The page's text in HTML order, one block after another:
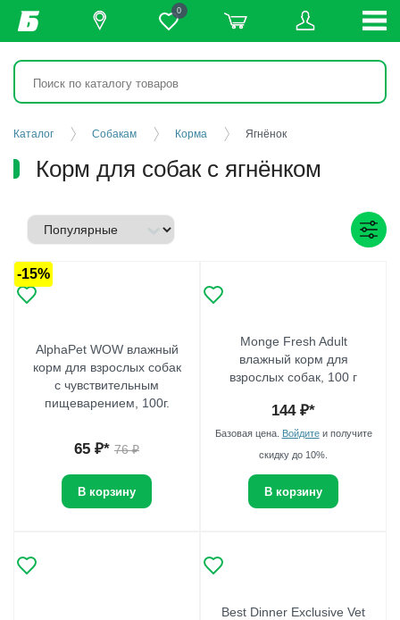
0
Каталог Собакам Корма Ягнёнок
Корм для собак с ягнёнком
-15%
AlphaPet WOW влажный
корм для взрослых собак
с чувствительным
пищеварением, 100г.
65 ₽* 76₽
В корзину
Monge Fresh Adult
влажный корм для
взрослых собак, 100 г
144₽*
Базовая цена. Войдитеи получите
скидку до 10%.
В корзину
Best Dinner Exclusive Vet